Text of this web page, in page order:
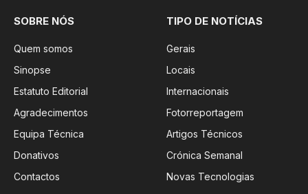
SOBRE NÓS
Quem somos
Sinopse
Estatuto Editorial
Agradecimentos
Equipa Técnica
Donativos
Contactos
TIPO DE NOTÍCIAS
Gerais
Locais
Internacionais
Fotorreportagem
Artigos Técnicos
Crónica Semanal
Novas Tecnologias